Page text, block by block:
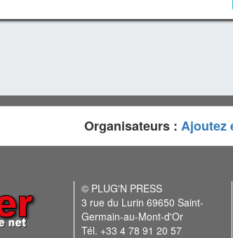
Organisateurs : Ajoutez
© PLUG'N PRESS
3 rue du Lurin 69650 Saint-
Germain-au-Mont-d'Or
Tél. +33 4 78 91 20 57